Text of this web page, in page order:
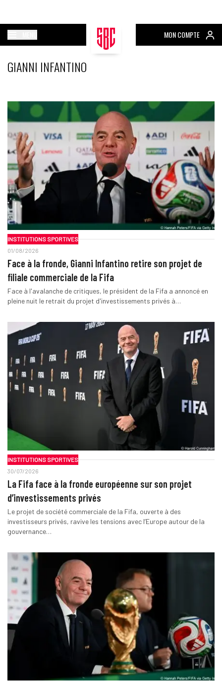
MON COMPTE
GIANNI INFANTINO
INSTITUTIONS SPORTIVES
01/08/2026
Face à la fronde, Gianni Infantino retire son projet de
filiale commerciale de la Fifa
Face à l'avalanche de critiques, le président de la Fifa a annoncé en
pleine nuit le retrait du projet d'investissements privés à…
INSTITUTIONS SPORTIVES
30/07/2026
La Fifa face à la fronde européenne sur son projet
d’investissements privés
Le projet de société commerciale de la Fifa, ouverte à des
investisseurs privés, ravive les tensions avec l’Europe autour de la
gouvernance…